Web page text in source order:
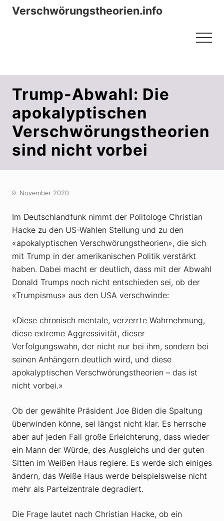
Menu
Zum
ZurVerschwörungstheorien.info
Menu
Trump-Abwahl: Die
apokalyptischen
Verschwörungstheorien
sind nicht vorbei
9. November 2020
Im Deutschlandfunk nimmt der Politologe Christian
Hacke zu den US-Wahlen Stellung und zu den
«apokalyptischen Verschwörungstheorien», die sich
mit Trump in der amerikanischen Politik verstärkt
haben. Dabei macht er deutlich, dass mit der Abwahl
Donald Trumps noch nicht entschieden sei, ob der
«Trumpismus» aus den USA verschwinde:
«Diese chronisch mentale, verzerrte Wahrnehmung,
diese extreme Aggressivität, dieser
Verfolgungswahn, der nicht nur bei ihm, sondern bei
seinen Anhängern deutlich wird, und diese
apokalyptischen Verschwörungstheorien – das ist
nicht vorbei.»
Ob der gewählte Präsident Joe Biden die Spaltung
überwinden könne, sei längst nicht klar. Es herrsche
aber auf jeden Fall große Erleichterung, dass wieder
ein Mann der Würde, des Ausgleichs und der guten
Sitten im Weißen Haus regiere. Es werde sich einiges
ändern, das Weiße Haus werde beispielsweise nicht
mehr als Parteizentrale degradiert.
Die Frage lautet nach Christian Hacke, ob ein